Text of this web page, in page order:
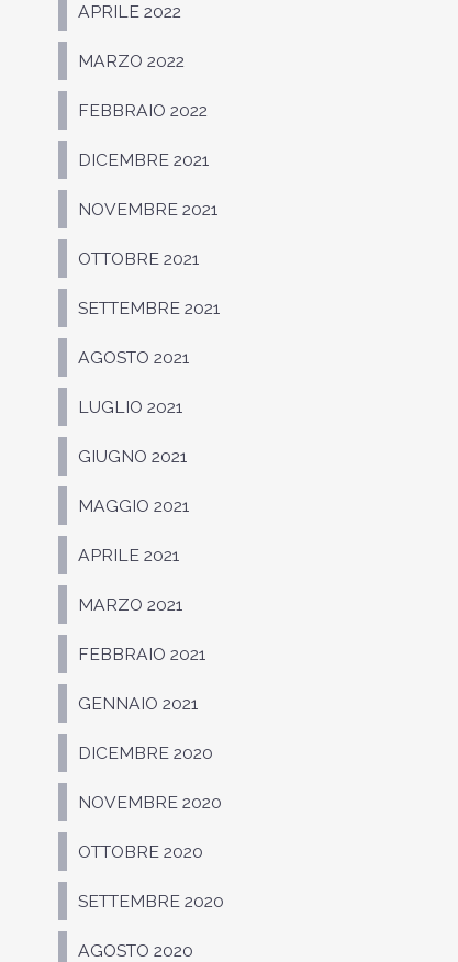
APRILE 2022
MARZO 2022
FEBBRAIO 2022
DICEMBRE 2021
NOVEMBRE 2021
OTTOBRE 2021
SETTEMBRE 2021
AGOSTO 2021
LUGLIO 2021
GIUGNO 2021
MAGGIO 2021
APRILE 2021
MARZO 2021
FEBBRAIO 2021
GENNAIO 2021
DICEMBRE 2020
NOVEMBRE 2020
OTTOBRE 2020
SETTEMBRE 2020
AGOSTO 2020